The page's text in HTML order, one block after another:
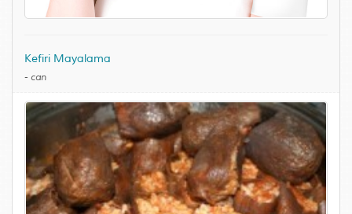
Kefiri Mayalama
- can